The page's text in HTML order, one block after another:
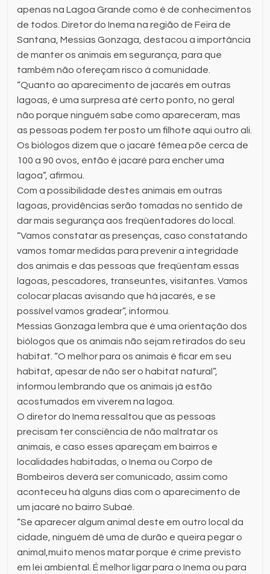
apenas na Lagoa Grande como é de conhecimentos
de todos. Diretor do Inema na região de Feira de
Santana, Messias Gonzaga, destacou a importância
de manter os animais em segurança, para que
também não ofereçam risco à comunidade.
“Quanto ao aparecimento de jacarés em outras
lagoas, é uma surpresa até certo ponto, no geral
não porque ninguém sabe como apareceram, mas
as pessoas podem ter posto um filhote aqui outro ali.
Os biólogos dizem que o jacaré fêmea põe cerca de
100 a 90 ovos, então é jacaré para encher uma
lagoa”, afirmou.
Com a possibilidade destes animais em outras
lagoas, providências serão tomadas no sentido de
dar mais segurança aos freqüentadores do local.
“Vamos constatar as presenças, caso constatando
vamos tomar medidas para prevenir a integridade
dos animais e das pessoas que freqüentam essas
lagoas, pescadores, transeuntes, visitantes. Vamos
colocar placas avisando que há jacarés, e se
possível vamos gradear”, informou.
Messias Gonzaga lembra que é uma orientação dos
biólogos que os animais não sejam retirados do seu
habitat. “O melhor para os animais é ficar em seu
habitat, apesar de não ser o habitat natural”,
informou lembrando que os animais já estão
acostumados em viverem na lagoa.
O diretor do Inema ressaltou que as pessoas
precisam ter consciência de não maltratar os
animais, e caso esses apareçam em bairros e
localidades habitadas, o Inema ou Corpo de
Bombeiros deverá ser comunicado, assim como
aconteceu há alguns dias com o aparecimento de
um jacaré no bairro Subaé.
“Se aparecer algum animal deste em outro local da
cidade, ninguém dê uma de durão e queira pegar o
animal,muito menos matar porque é crime previsto
em lei ambiental. É melhor ligar para o Inema ou para